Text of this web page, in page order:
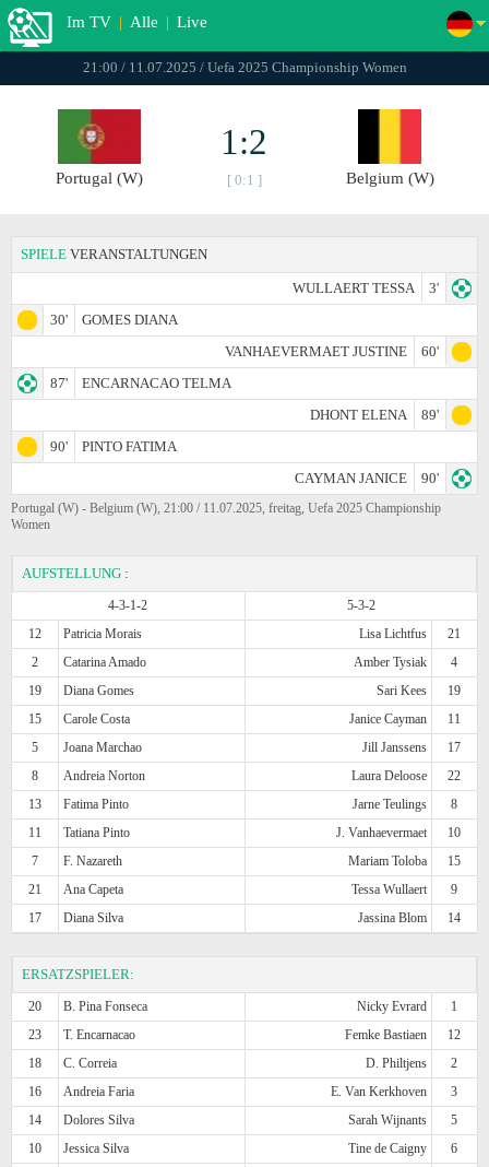
Im TV | Alle | Live
21:00 / 11.07.2025 / Uefa 2025 Championship Women
Portugal (W)
1:2
[ 0:1 ] Belgium (W)
SPIELE VERANSTALTUNGEN
WULLAERT TESSA
3'
30'
GOMES DIANA
VANHAEVERMAET JUSTINE
60'
87'
ENCARNACAO TELMA
DHONT ELENA
89'
90'
PINTO FATIMA
CAYMAN JANICE
90'
Portugal (W) - Belgium (W), 21:00 / 11.07.2025, freitag, Uefa 2025 Championship
Women
AUFSTELLUNG :
4-3-1-2
5-3-2
12
Patricia Morais Lisa Lichtfus
21
2
Catarina Amado Amber Tysiak
4
19
Diana Gomes Sari Kees
19
15
Carole Costa Janice Cayman
11
5
Joana Marchao Jill Janssens
17
8
Andreia Norton Laura Deloose
22
13
Fatima Pinto Jarne Teulings
8
11
Tatiana Pinto J. Vanhaevermaet
10
7
F. Nazareth Mariam Toloba
15
21
Ana Capeta Tessa Wullaert
9
17
Diana Silva Jassina Blom 14
ERSATZSPIELER:
20 B. Pina Fonseca Nicky Evrard
1
23
T. Encarnacao Femke Bastiaen
12
18
C. Correia D. Philtjens
2
16
Andreia Faria E. Van Kerkhoven
3
14
Dolores Silva Sarah Wijnants
5
10
Jessica Silva Tine de Caigny
6